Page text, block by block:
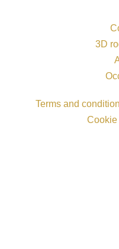
3D
Terms and
Cookie